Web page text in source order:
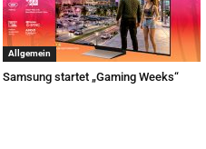
Allgemein
Samsung startet „Gaming Weeks“